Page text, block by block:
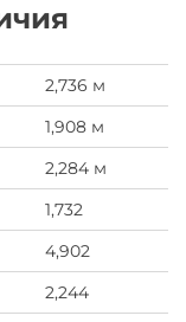
2,736 м
1,908 м
2,284 м
1,732
4,902
2,244